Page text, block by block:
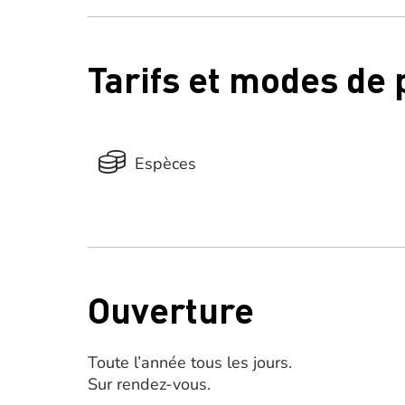
Tarifs et modes de
Espèces
Ouverture
Toute l’année tous les jours.
Sur rendez-vous.